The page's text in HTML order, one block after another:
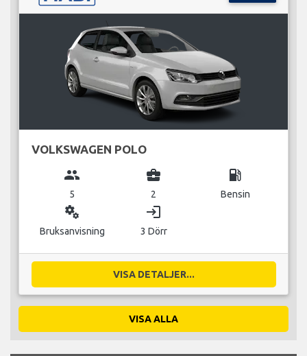
VOLKSWAGEN POLO
group
5
business_center
2
local_gas_station
Bensin
miscellaneous_services
Bruksanvisning
login
3 Dörr
VISA DETALJER...
VISA ALLA